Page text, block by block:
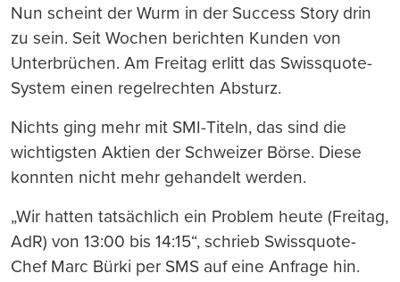
Nun scheint der Wurm in der Success Story drin
zu sein. Seit Wochen berichten Kunden von
Unterbrüchen. Am Freitag erlitt das Swissquote-
System einen regelrechten Absturz.
Nichts ging mehr mit SMI-Titeln, das sind die
wichtigsten Aktien der Schweizer Börse. Diese
konnten nicht mehr gehandelt werden.
„Wir hatten tatsächlich ein Problem heute (Freitag,
AdR) von 13:00 bis 14:15“, schrieb Swissquote-
Chef Marc Bürki per SMS auf eine Anfrage hin.